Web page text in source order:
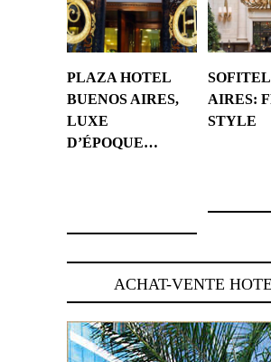
PLAZA HOTEL
BUENOS AIRES,
LUXE
D’ÉPOQUE…
AIRES:
STYLE
ACHAT-VENTE